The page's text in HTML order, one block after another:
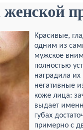
Красивые,
одним из
мужское
полностью
наградила
негативные
коже лица:
выдает
губах
примерно с